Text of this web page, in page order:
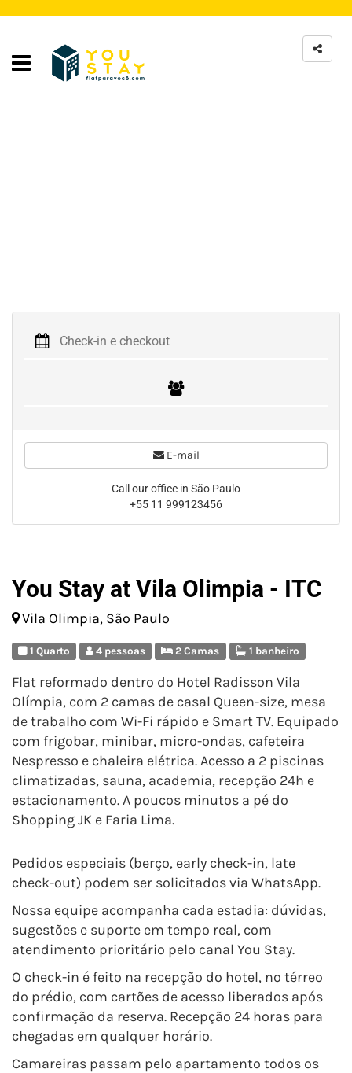
You Stay at Vila Olimpia - ITC
Vila Olimpia, São Paulo
1 Quarto 4 pessoas 2 Camas 1 banheiro
Flat reformado dentro do Hotel Radisson Vila
Olímpia, com 2 camas de casal Queen-size, mesa
de trabalho com Wi-Fi rápido e Smart TV. Equipado
com frigobar, minibar, micro-ondas, cafeteira
Nespresso e chaleira elétrica. Acesso a 2 piscinas
climatizadas, sauna, academia, recepção 24h e
estacionamento. A poucos minutos a pé do
Shopping JK e Faria Lima.
Pedidos especiais (berço, early check-in, late
check-out) podem ser solicitados via WhatsApp.
Nossa equipe acompanha cada estadia: dúvidas,
sugestões e suporte em tempo real, com
atendimento prioritário pelo canal You Stay.
O check-in é feito na recepção do hotel, no térreo
do prédio, com cartões de acesso liberados após
confirmação da reserva. Recepção 24 horas para
chegadas em qualquer horário.
Camareiras passam pelo apartamento todos os
E-mail
Call our office in São Paulo
+55 11 999123456